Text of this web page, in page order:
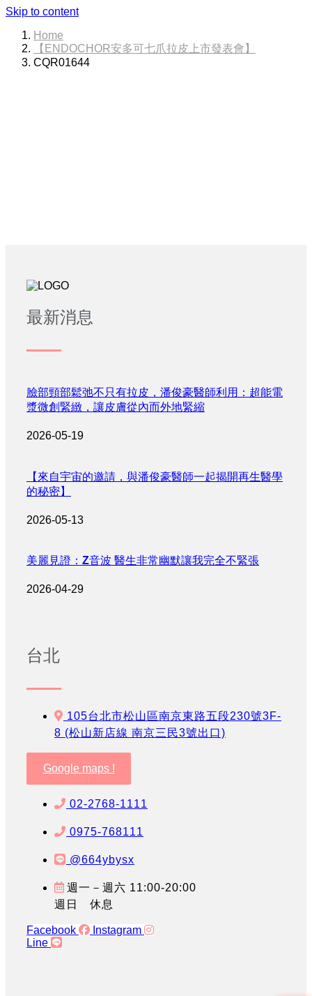
Skip to content
Home
【ENDOCHOR安多可七爪拉皮上市發表會】
CQR01644
最新消息
臉部頸部鬆弛不只有拉皮，潘俊豪醫師利用：超能電
漿微創緊緻，讓皮膚從內而外地緊縮
2026-05-19
【來自宇宙的邀請，與潘俊豪醫師一起揭開再生醫學
的秘密】
2026-05-13
美麗見證：Z音波 醫生非常幽默讓我完全不緊張
2026-04-29
台北
105台北市松山區南京東路五段230號3F-
8 (松山新店線 南京三民3號出口)
Google maps !
02-2768-1111
0975-768111
@664ybysx
週一－週六 11:00-20:00
週日 休息
Facebook
Instagram
Line